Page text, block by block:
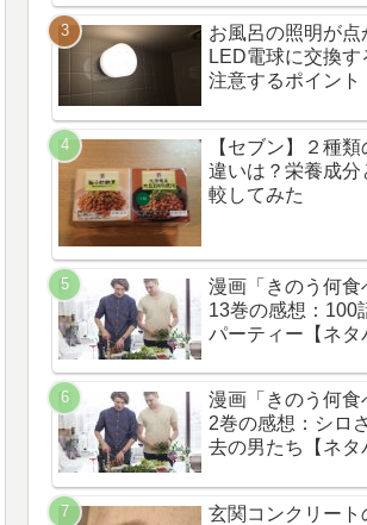
お風呂の照明が点
LED電球に交換す
注意するポイント
【セブン】２種
違いは？栄養成分
較してみた
漫画「きのう何食
13巻の感想：100
パーティー【ネタ
漫画「きのう何食
2巻の感想：シロ
去の男たち【ネタ
玄関コンクリート